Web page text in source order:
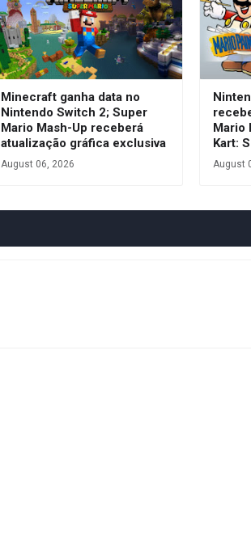
Minecraft ganha data no
Nintendo Switch 2; Super
Mario Mash-Up receberá
atualização gráfica exclusiva
August 06, 2026
Mario
Kart:
August